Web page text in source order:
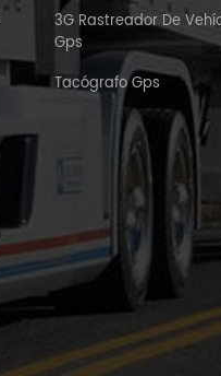
3G Rastreador De
Gps
Tacógrafo Gps